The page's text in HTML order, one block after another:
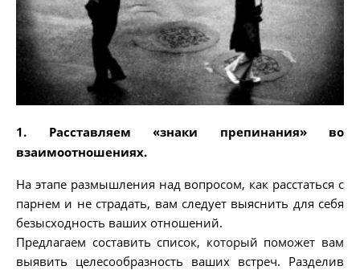
1. Расставляем «знаки препинания» во
взаимоотношениях.
На этапе размышления над вопросом, как расстаться с
парнем и не страдать, вам следует выяснить для себя
безысходность ваших отношений.
Предлагаем составить список, который поможет вам
выявить целесообразность ваших встреч. Разделив